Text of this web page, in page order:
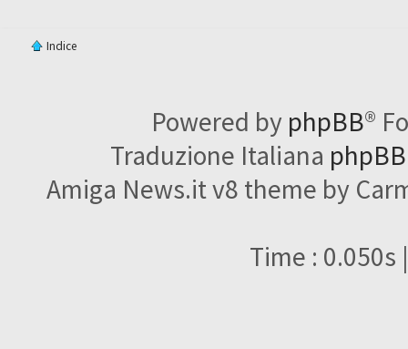
Indice
Powered by phpBB®
Traduzione Italiana
Amiga News.it v8 theme by
Time : 0.050s